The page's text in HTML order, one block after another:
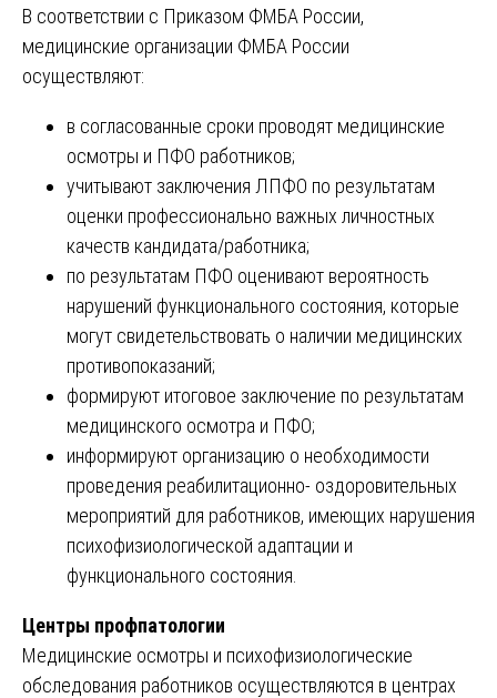
В соответствии с Приказом ФМБА России,
медицинские организации ФМБА России
осуществляют:
в согласованные сроки проводят медицинские
осмотры и ПФО работников;
учитывают заключения ЛПФО по результатам
оценки профессионально важных личностных
качеств кандидата/работника;
по результатам ПФО оценивают вероятность
нарушений функционального состояния, которые
могут свидетельствовать о наличии медицинских
противопоказаний;
формируют итоговое заключение по результатам
медицинского осмотра и ПФО;
информируют организацию о необходимости
проведения реабилитационно- оздоровительных
мероприятий для работников, имеющих нарушения
психофизиологической адаптации и
функционального состояния.
Центры профпатологии
Медицинские осмотры и психофизиологические
обследования работников осуществляются в центрах